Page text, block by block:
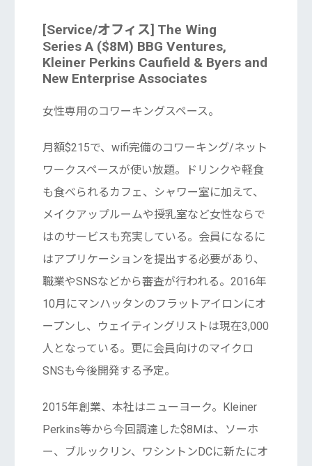
[Service/オフィス] The Wing
Series A ($8M) BBG Ventures,
Kleiner Perkins Caufield & Byers and
New Enterprise Associates
女性専用のコワーキングスペース。
月額$215で、wifi完備のコワーキング/ネット
ワークスペースが使い放題。ドリンクや軽食
も食べられるカフェ、シャワー室に加えて、
メイクアップルームや授乳室など女性ならで
はのサービスも充実している。会員になるに
はアプリケーションを提出する必要があり、
職業やSNSなどから審査が行われる。2016年
10月にマンハッタンのフラットアイロンにオ
ープンし、ウェイティングリストは現在3,000
人となっている。更に会員向けのマイクロ
SNSも今後開発する予定。
2015年創業、本社はニューヨーク。Kleiner
Perkins等から今回調達した$8Mは、ソーホ
ー、ブルックリン、ワシントンDCに新たにオ